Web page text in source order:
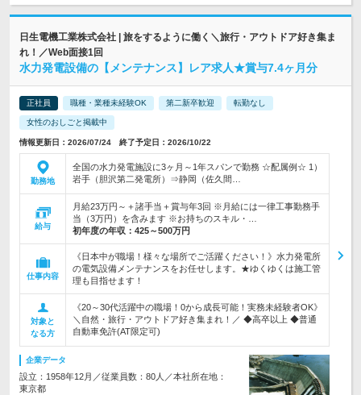
日生電機工業株式会社 | 旅をするように働く＼旅行・アウトドア好き集ま
れ！／Web面接1回
水力発電設備の【メンテナンス】レア求人★賞与7.4ヶ月分
正社員 職種・業種未経験OK 第二新卒歓迎 転勤なし
女性のおしごと掲載中
情報更新日：2026/07/24 終了予定日：2026/10/22
勤務地
全国の水力発電施設に3ヶ月～1年スパンで勤務 ☆配属例☆ 1）
岩手（胆沢第二発電所）⇒静岡（佐久間…
給与
月給23万円～＋諸手当＋賞与年3回 ※月給には一律工事勤務手
当（3万円）を含みます ※お持ちのスキル・…
初年度の年収： 425～500万円
仕事内容
《日本中が職場！様々な場所でご活躍ください！》水力発電所
の電気設備メンテナンスをお任せします。★ゆくゆくは施工管
理も目指せます！
対象と
なる方
《20～30代活躍中の職場！0から成長可能！実務未経験者OK》
＼自然・旅行・アウトドア好き集まれ！／ ◆高卒以上 ◆普通
自動車免許(AT限定可)
企業データ
設立：1958年12月／従業員数：80人／本社所在地：
東京都